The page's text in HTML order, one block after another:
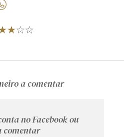
a comentar
no Facebook ou
comentar